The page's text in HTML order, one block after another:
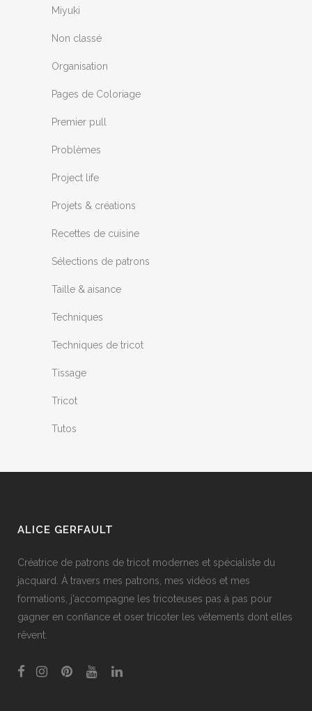
Miyuki
Non classé
Organisation
Pages de Coloriage
Premier pull
Problèmes
Project life
Projets & créations
Recettes de cuisine
Sélections de patrons
Taille & aisance
Techniques
Techniques de tricot
Tissage
Tricot
Tutos
ALICE GERFAULT
Créatrice de patrons de tricot modernes et spécialiste du
jacquard. À travers mes patrons, mes vidéos et mes
formations, j'accompagne les tricoteuses pas à pas pour
gagner en confiance et oser tricoter les vêtements dont elles
rêvent.